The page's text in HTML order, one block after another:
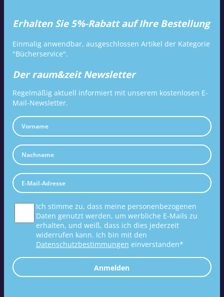
Erhalten Sie 5%-Rabatt auf Ihre Bestellung
Einmalig anwendbar, ausgeschlossen Artikel der Kategorie
"Bücherservice".
Der raum&zeit Newsletter
Regelmäßig aktuell informiert mit unserem kostenlosen E-
Mail-Newsletter.
Ich stimme zu, dass meine personenbezogenen
Daten genutzt werden, um werbliche E-Mails zu
erhalten, und weiß, dass ich dies jederzeit
widerrufen kann. Ich bin mit den
Datenschutzbestimmungen einverstanden*
Anmelden